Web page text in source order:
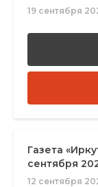
19 сентября
Газета
сентября
12 сентября